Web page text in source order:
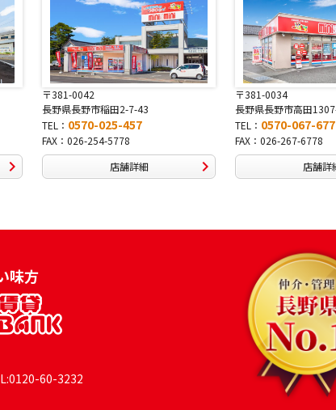
〒381-0042
長野県長野市稲田2-7-43
TEL： 0570-025-457
FAX：026-254-5778
店舗詳細
〒381-0034
長野県長野市高田
TEL： 0570-067-677
FAX：026-267-6778
店舗詳
味方
60-3232